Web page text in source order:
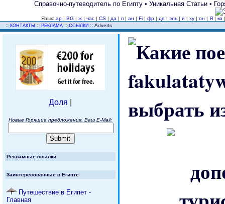
Справочно-путеводитель по Египту • Уникальная Статьи •
Язык:ар |BG |ж |час |CS | да |п |ан |Fi |фр | де |эль |и |ху |он |Я |ко
:: КОНТАКТЫ :: РЕКЛАМА :: ССЫЛКИ :: Adverts
Доля
Новые Горящие предложения. Ваш E-Mail:
Рекламные ссылки
Заинтересованные в Египте
Путешествие в Египет -
Главная